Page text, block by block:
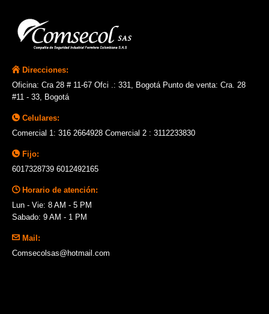
Direcciones:
Oficina: Cra 28 # 11-67 Ofci .: 331, Bogotá Punto de venta: Cra. 28
#11 - 33, Bogotá
Celulares:
Comercial 1: 316 2664928 Comercial 2 : 3112233830
Fijo:
6017328739 6012492165
Horario de atención:
Lun - Vie: 8 AM - 5 PM
Sabado: 9 AM - 1 PM
Mail:
Comsecolsas@hotmail.com